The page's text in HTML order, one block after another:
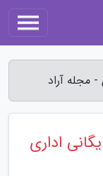
مجله آراد
اداری